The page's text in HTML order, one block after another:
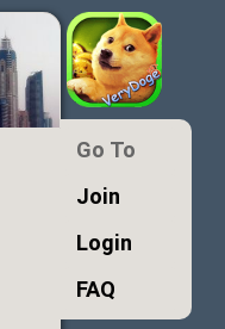
Go To
Join
Login
FAQ